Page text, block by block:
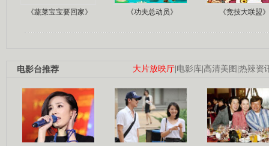
《蔬菜宝宝要回家》 《功夫总动员》 《竞技大联盟》
大片放映厅|电影库|高清美图 |热辣资
电影台推荐